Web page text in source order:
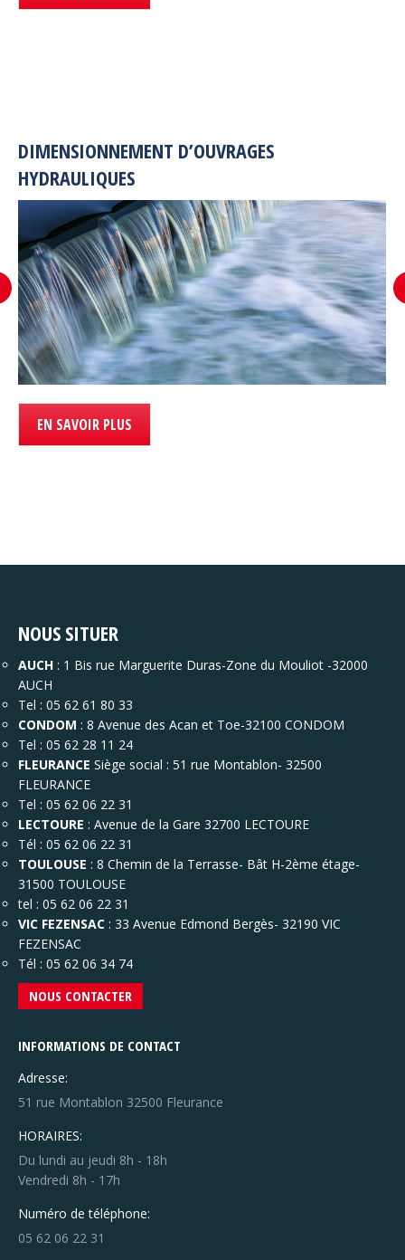
DIMENSIONNEMENT D’OUVRAGES
HYDRAULIQUES
EN SAVOIR PLUS
NOUS SITUER
AUCH : 1 Bis rue Marguerite Duras-Zone du Mouliot -32000
AUCH
Tel : 05 62 61 80 33
CONDOM : 8 Avenue des Acan et Toe-32100 CONDOM
Tel : 05 62 28 11 24
FLEURANCE Siège social : 51 rue Montablon- 32500
FLEURANCE
Tel : 05 62 06 22 31
LECTOURE : Avenue de la Gare 32700 LECTOURE
Tél : 05 62 06 22 31
TOULOUSE : 8 Chemin de la Terrasse- Bât H-2ème étage-
31500 TOULOUSE
tel : 05 62 06 22 31
VIC FEZENSAC : 33 Avenue Edmond Bergès- 32190 VIC
FEZENSAC
Tél : 05 62 06 34 74
NOUS CONTACTER
INFORMATIONS DE CONTACT
Adresse:
51 rue Montablon 32500 Fleurance
HORAIRES:
Du lundi au jeudi 8h - 18h
Vendredi 8h - 17h
Numéro de téléphone:
05 62 06 22 31